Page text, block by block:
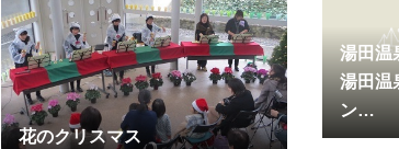
やマー…
花のクリスマス
湯田温
湯田温
ン…